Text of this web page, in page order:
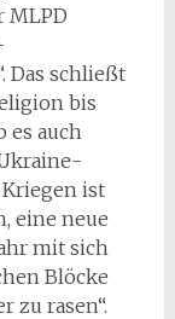
MLPD
Das schließt
bis
es auch
ist
eine neue
mit sich
Blöcke
zu rasen“.